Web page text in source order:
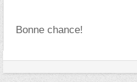
Bonne chance!